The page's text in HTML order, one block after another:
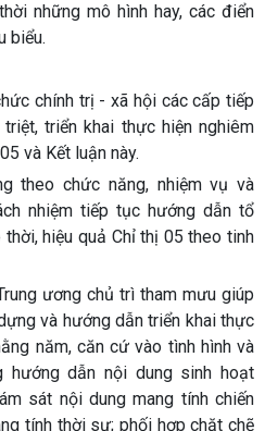
những mô hình hay, các điển
biểu.
chính trị - xã hội các cấp tiếp
triển khai thực hiện nghiêm
và Kết luận này.
theo chức năng, nhiệm vụ và
nhiệm tiếp tục hướng dẫn tổ
hiệu quả Chỉ thị 05 theo tinh
ương chủ trì tham mưu giúp
và hướng dẫn triển khai thực
năm, căn cứ vào tình hình và
hướng dẫn nội dung sinh hoạt
sát nội dung mang tính chiến
tính thời sự; phối hợp chặt chẽ